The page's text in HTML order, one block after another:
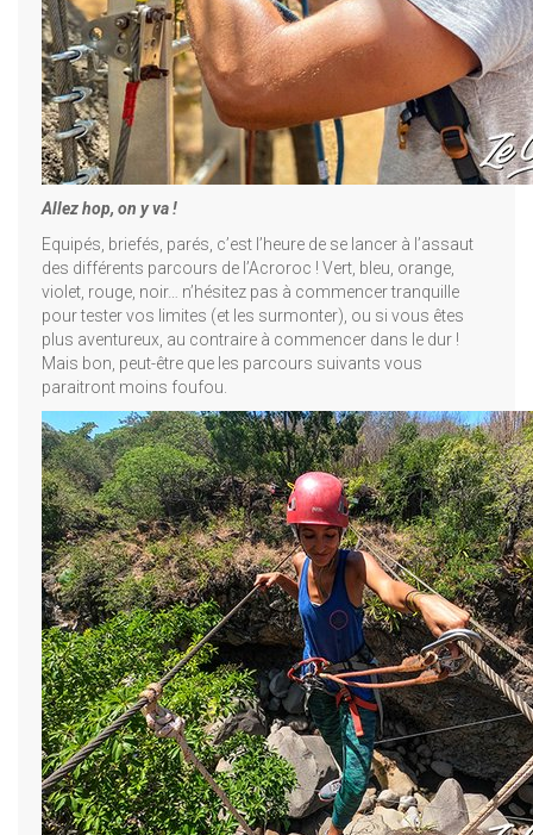
Allez hop, on y va !
Equipés, briefés, parés, c’est l’heure de se lancer à l’assaut
des différents parcours de l’Acroroc ! Vert, bleu, orange,
violet, rouge, noir… n’hésitez pas à commencer tranquille
pour tester vos limites (et les surmonter), ou si vous êtes
plus aventureux, au contraire à commencer dans le dur !
Mais bon, peut-être que les parcours suivants vous
paraitront moins foufou.